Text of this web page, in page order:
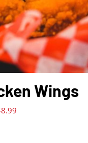
Wings
8.99